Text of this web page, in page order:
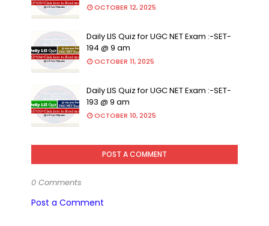
OCTOBER 12, 2025
Daily LIS Quiz for UGC NET Exam :-SET-
194 @ 9 am
OCTOBER 11, 2025
Daily LIS Quiz for UGC NET Exam :-SET-
193 @ 9 am
OCTOBER 10, 2025
POST A COMMENT
0 Comments
Post a Comment